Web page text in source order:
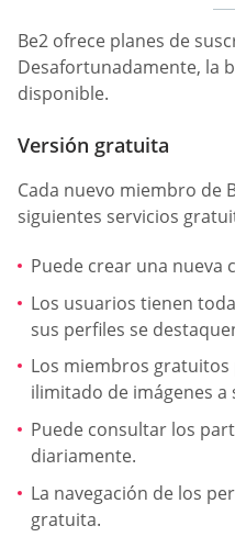
Be2 ofrece planes de
Desafortunadamente, la
disponible.
Versión gratuita
Cada nuevo miembro de
siguientes servicios
Puede crear una nueva
Los usuarios tienen
sus perfiles se
Los miembros
ilimitado de imágenes a
Puede consultar los
diariamente.
La navegación de los
gratuita.